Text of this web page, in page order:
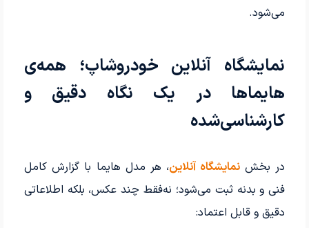
می‌شود.
نمایشگاه آنلاین خودروشاپ؛ همه‌ی
هایما‌ها در یک نگاه دقیق و
کارشناسی‌شده
در بخشنمایشگاه آنلاین، هر مدل هایما با گزارش کامل
فنی و بدنه ثبت می‌شود؛ نه‌فقط چند عکس، بلکه اطلاعاتی
دقیق و قابل اعتماد: